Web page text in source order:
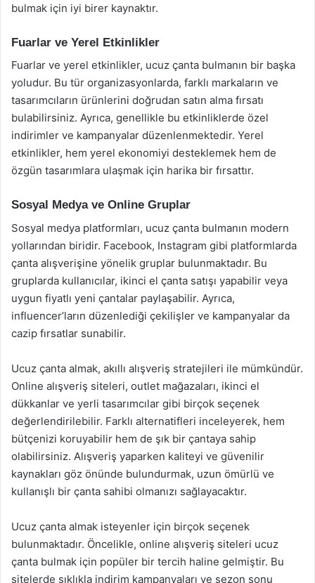
bulmak için iyi birer kaynaktır.
Fuarlar ve Yerel Etkinlikler
Fuarlar ve yerel etkinlikler, ucuz çanta bulmanın bir başka
yoludur. Bu tür organizasyonlarda, farklı markaların ve
tasarımcıların ürünlerini doğrudan satın alma fırsatı
bulabilirsiniz. Ayrıca, genellikle bu etkinliklerde özel
indirimler ve kampanyalar düzenlenmektedir. Yerel
etkinlikler, hem yerel ekonomiyi desteklemek hem de
özgün tasarımlara ulaşmak için harika bir fırsattır.
Sosyal Medya ve Online Gruplar
Sosyal medya platformları, ucuz çanta bulmanın modern
yollarından biridir. Facebook, Instagram gibi platformlarda
çanta alışverişine yönelik gruplar bulunmaktadır. Bu
gruplarda kullanıcılar, ikinci el çanta satışı yapabilir veya
uygun fiyatlı yeni çantalar paylaşabilir. Ayrıca,
influencer’ların düzenlediği çekilişler ve kampanyalar da
cazip fırsatlar sunabilir.
Ucuz çanta almak, akıllı alışveriş stratejileri ile mümkündür.
Online alışveriş siteleri, outlet mağazaları, ikinci el
dükkanlar ve yerli tasarımcılar gibi birçok seçenek
değerlendirilebilir. Farklı alternatifleri inceleyerek, hem
bütçenizi koruyabilir hem de şık bir çantaya sahip
olabilirsiniz. Alışveriş yaparken kaliteyi ve güvenilir
kaynakları göz önünde bulundurmak, uzun ömürlü ve
kullanışlı bir çanta sahibi olmanızı sağlayacaktır.
Ucuz çanta almak isteyenler için birçok seçenek
bulunmaktadır. Öncelikle, online alışveriş siteleri ucuz
çanta bulmak için popüler bir tercih haline gelmiştir. Bu
sitelerde sıklıkla indirim kampanyaları ve sezon sonu